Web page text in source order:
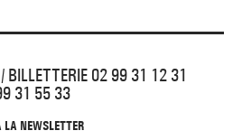
BILLETTERIE 02 99 31 12 31
31 55 33
LA NEWSLETTER